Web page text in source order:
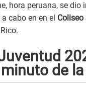
hora peruana, se
cabo en en el
de